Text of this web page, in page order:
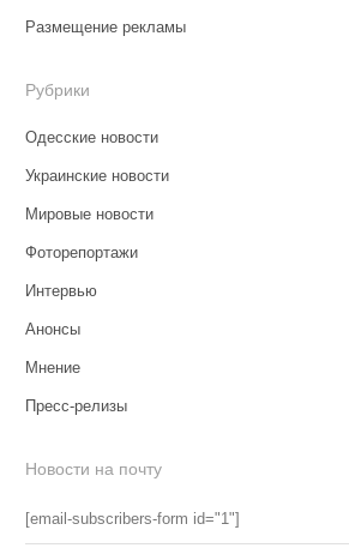
Размещение рекламы
Рубрики
Одесские новости
Украинские новости
Мировые новости
Фоторепортажи
Интервью
Анонсы
Мнение
Пресс-релизы
Новости на почту
[email-subscribers-form id="1"]